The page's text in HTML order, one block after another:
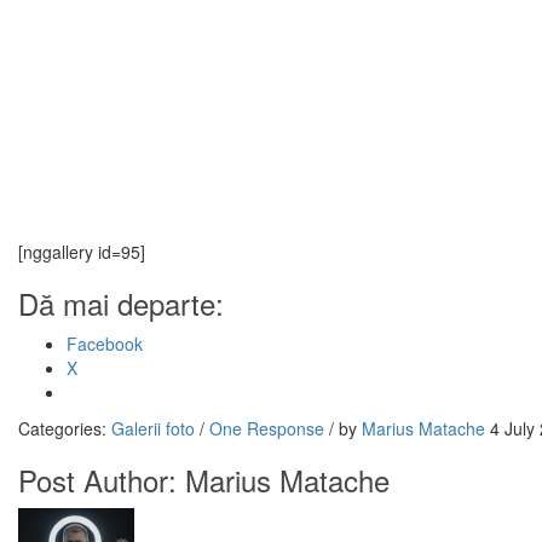
[nggallery id=95]
Dă mai departe:
Facebook
X
Categories: Galerii foto / One Response / by Marius Matache 4 July
Post Author: Marius Matache